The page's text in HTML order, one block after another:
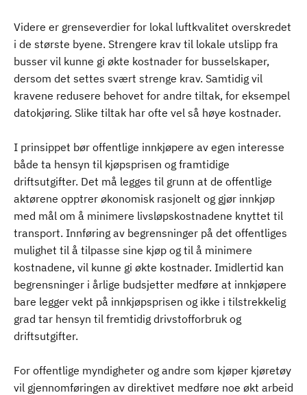
Videre er grenseverdier for lokal luftkvalitet overskredet
i de største byene. Strengere krav til lokale utslipp fra
busser vil kunne gi økte kostnader for busselskaper,
dersom det settes svært strenge krav. Samtidig vil
kravene redusere behovet for andre tiltak, for eksempel
datokjøring. Slike tiltak har ofte vel så høye kostnader.
I prinsippet bør offentlige innkjøpere av egen interesse
både ta hensyn til kjøpsprisen og framtidige
driftsutgifter. Det må legges til grunn at de offentlige
aktørene opptrer økonomisk rasjonelt og gjør innkjøp
med mål om å minimere livsløpskostnadene knyttet til
transport. Innføring av begrensninger på det offentliges
mulighet til å tilpasse sine kjøp og til å minimere
kostnadene, vil kunne gi økte kostnader. Imidlertid kan
begrensninger i årlige budsjetter medføre at innkjøpere
bare legger vekt på innkjøpsprisen og ikke i tilstrekkelig
grad tar hensyn til fremtidig drivstofforbruk og
driftsutgifter.
For offentlige myndigheter og andre som kjøper kjøretøy
vil gjennomføringen av direktivet medføre noe økt arbeid